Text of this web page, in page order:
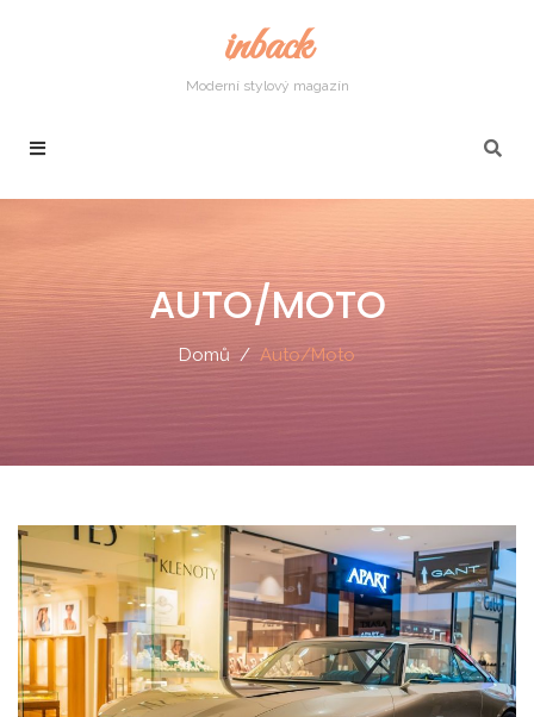
inback
Moderní stylový magazín
AUTO/MOTO
Domů Auto/Moto